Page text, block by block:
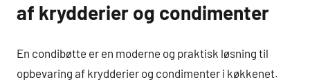
af krydderier og condimenter
En condibøtte er en moderne og praktisk løsning til
opbevaring af krydderier og condimenter i køkkenet.